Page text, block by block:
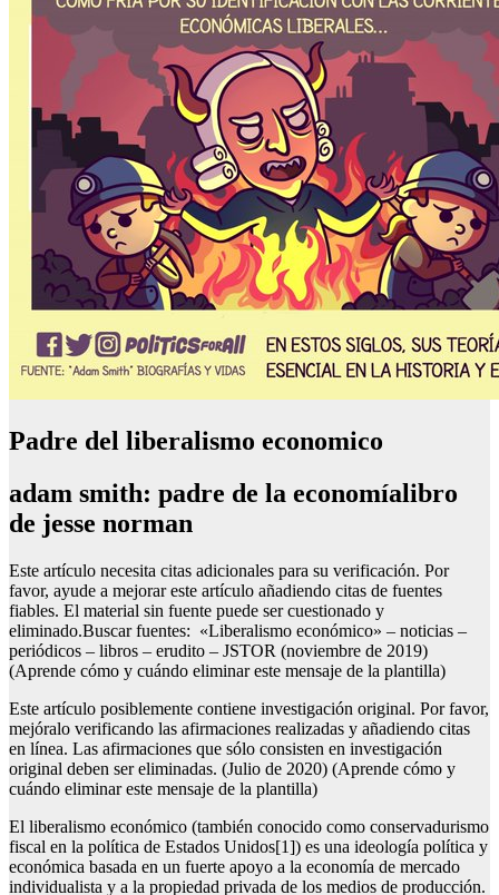
Padre del liberalismo economico
adam smith: padre de la economíalibro
de jesse norman
Este artículo necesita citas adicionales para su verificación. Por
favor, ayude a mejorar este artículo añadiendo citas de fuentes
fiables. El material sin fuente puede ser cuestionado y
eliminado.Buscar fuentes: «Liberalismo económico» – noticias –
periódicos – libros – erudito – JSTOR (noviembre de 2019)
(Aprende cómo y cuándo eliminar este mensaje de la plantilla)
Este artículo posiblemente contiene investigación original. Por favor,
mejóralo verificando las afirmaciones realizadas y añadiendo citas
en línea. Las afirmaciones que sólo consisten en investigación
original deben ser eliminadas. (Julio de 2020) (Aprende cómo y
cuándo eliminar este mensaje de la plantilla)
El liberalismo económico (también conocido como conservadurismo
fiscal en la política de Estados Unidos[1]) es una ideología política y
económica basada en un fuerte apoyo a la economía de mercado
individualista y a la propiedad privada de los medios de producción.